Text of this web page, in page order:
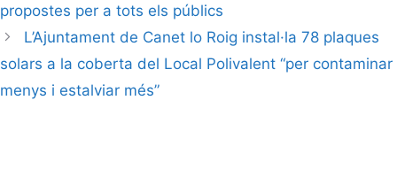
propostes per a tots els públics
L’Ajuntament de Canet lo Roig instal·la 78 plaques
solars a la coberta del Local Polivalent “per contaminar
menys i estalviar més”